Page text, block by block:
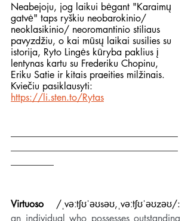
Neabejoju, jog laikui bėgant "Karaimų
gatvė" taps ryškiu neobarokinio/
neoklasikinio/ neoromantinio stiliaus
pavyzdžiu, o kai mūsų laikai susilies su
istorija, Ryto Lingės kūryba paklius į
lentynas kartu su Frederiku Chopinu,
Eriku Satie ir kitais praeities milžinais.
Kviečiu pasiklausyti:
https://li.sten.to/Rytas
Virtuoso
an individual who possesses outstanding